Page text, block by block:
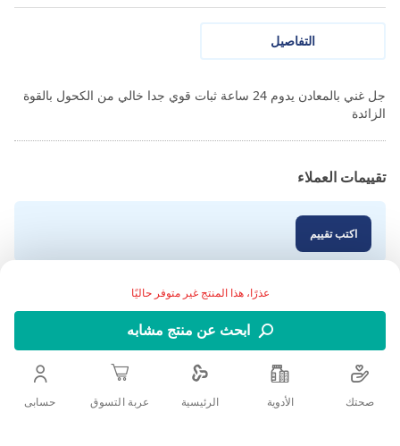
عذرًا، هذا المنتج غير متوفر حاليًا
ابحث عن منتج مشابه
التفاصيل
جل غني بالمعادن يدوم 24 ساعة ثبات قوي جدا خالي من الكحول بالقوة
الزائدة
تقييمات العملاء
اكتب تقييم
صحتك الأدوية الرئيسية عربة التسوق حسابى